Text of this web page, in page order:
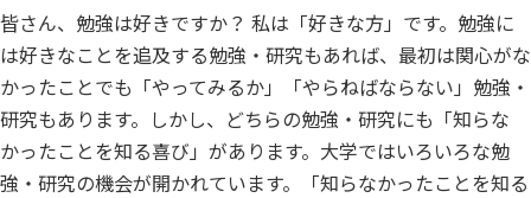
皆さん、勉強は好きですか？ 私は「好きな方」です。勉強に
は好きなことを追及する勉強・研究もあれば、最初は関心がな
かったことでも「やってみるか」「やらねばならない」勉強・
研究もあります。しかし、どちらの勉強・研究にも「知らな
かったことを知る喜び」があります。大学ではいろいろな勉
強・研究の機会が開かれています。「知らなかったことを知る